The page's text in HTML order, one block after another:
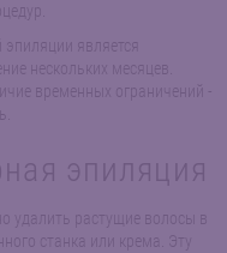
является
нескольких месяцев.
временных ограничений -
эпиляция
удалить растущие волосы в
станка или крема. Эту